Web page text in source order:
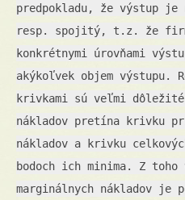
predpokladu, že výstup je
resp. spojitý, t.z. že
konkrétnymi úrovňami
akýkoľvek objem výstupu.
krivkami sú veľmi
nákladov pretína krivku
nákladov a krivku
bodoch ich minima. Z
marginálnych nákladov je